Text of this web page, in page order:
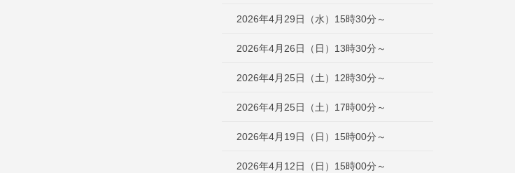
2026年4月29日（水）15時30分～
2026年4月26日（日）13時30分～
2026年4月25日（土）12時30分～
2026年4月25日（土）17時00分～
2026年4月19日（日）15時00分～
2026年4月12日（日）15時00分～